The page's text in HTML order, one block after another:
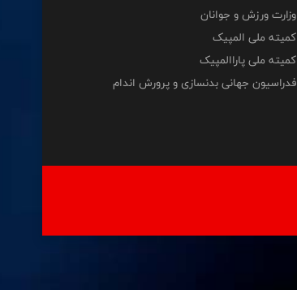
وزارت ورزش و جوانان
کمیته ملی المپیک
کمیته ملی پاراالمپیک
فدراسیون جهانی بدنسازی و پرورش اندام